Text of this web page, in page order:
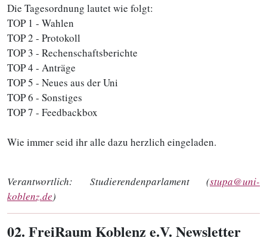
Die Tagesordnung lautet wie folgt:
TOP 1 - Wahlen
TOP 2 - Protokoll
TOP 3 - Rechenschaftsberichte
TOP 4 - Anträge
TOP 5 - Neues aus der Uni
TOP 6 - Sonstiges
TOP 7 - Feedbackbox
Wie immer seid ihr alle dazu herzlich eingeladen.
Verantwortlich: Studierendenparlament (stupa@uni-
koblenz.de)
02. FreiRaum Koblenz e.V. Newsletter